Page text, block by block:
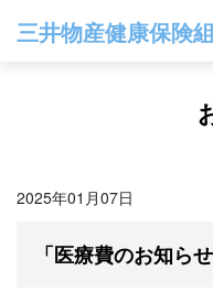
三井物産健康保険
2025年01月07日
「医療費のお知ら